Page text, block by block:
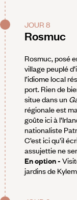
JOUR 8
Rosmuc
Rosmuc, posé
village peuplé
l’idiome local
port. Rien de
situe dans un
régionale est
goûte ici à
nationaliste
C’est ici qu’il
assujettie ne
En option-
jardins de